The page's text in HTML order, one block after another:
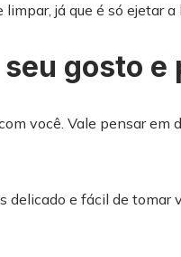
já que é só ejetar
gosto e
você. Vale pensar em
delicado e fácil de tomar